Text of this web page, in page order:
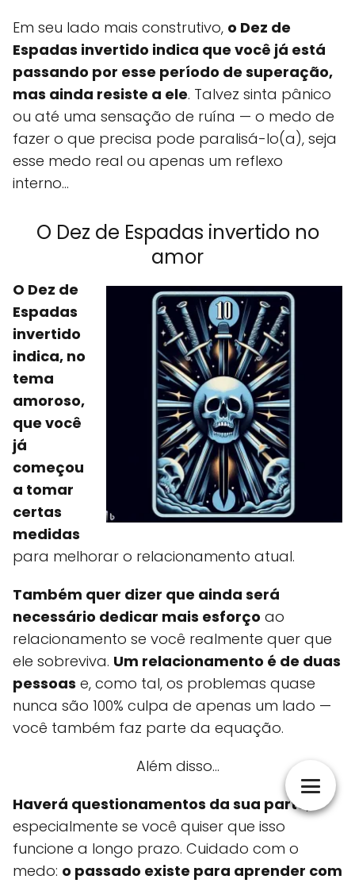
Em seu lado mais construtivo, o Dez de
Espadas invertido indica que você já está
passando por esse período de superação,
mas ainda resiste a ele. Talvez sinta pânico
ou até uma sensação de ruína — o medo de
fazer o que precisa pode paralisá-lo(a), seja
esse medo real ou apenas um reflexo
interno...
O Dez de Espadas invertido no
amor
O Dez de
Espadas
invertido
indica, no
tema
amoroso,
que você
já
começou
a tomar
certas
medidas
para melhorar o relacionamento atual.
Também quer dizer que ainda será
necessário dedicar mais esforço ao
relacionamento se você realmente quer que
ele sobreviva. Um relacionamento é de duas
pessoas e, como tal, os problemas quase
nunca são 100% culpa de apenas um lado —
você também faz parte da equação.
Além disso...
Haverá questionamentos da sua parte
especialmente se você quiser que isso
funcione a longo prazo. Cuidado com o
medo: o passado existe para aprender com